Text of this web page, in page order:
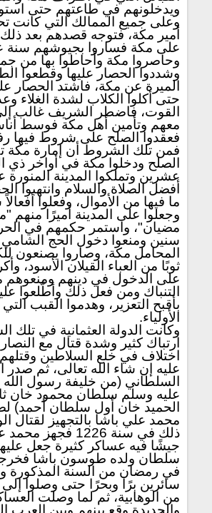
ويدخلونهم في طاعتهم حتى
وعلى جميع الممالك التي كانت
أمير مكة، فتوجه قصدهم بعد ذلك
على مكة فساروا بجيوشهم سنة
وحاصروا مكة وأحاطوا بها من
وشددوا الحصار عليها وقطعوا
الميرة عن مكة، فاشتد الحصار
حتى أكلوا الكلاب لشدة الغلاء
القوت، فاضطر الشريف غالب
معهم وتأمين أهل مكة فوسط
فعقدوا الصلح على شروط فيها
فمن تلك الشروط أن إمارة مكة
الصلح ودخلوا مكة في أواخر ذي
عشرين وتملكوا المدينة المنورة
أفضل الصلاة والسلام وانتهبوا
ما فيها من الأموال، وفعلوا أفعالاً
وجعلوا على المدينة أميرًا منهم
مضيان"، واستمر حكمهم في
سنين ومنعوا دخول الحج
المحامل مكة، وصاروا يصنعون
ثوبًا من العباء القيلان الأسود،
على الدخول في دينهم
التنباك ومن فعل ذلك وأطّلعوا
بأقبح التعزير، وهدموا القبب
الأولياء.
وكانت الدولة العثمانية في تلك
ارتباك كثير وشدة قتال مع
اختلاف في خلع السلاطين
عليه إن شاء الله تعالى، ثم صدر
السلطاني (من خليفة رسول الله
عليه وسلم سلطان محمود خان
الحميد خان أول سلطان أحمد)
محمد علي باشا بالتجهيز لقتال
ذلك في سنة 1226
جيشًا فيه عساكر كثيرة جعل
سلطان ولده طوسون باشا
في رمضان من السنة المذكورة
سائرين برًا وبحرًا حتى وصلوا إلى
من الوهابية، ثم لما وصلت
والحديدة وقع بينهم وبين العرب